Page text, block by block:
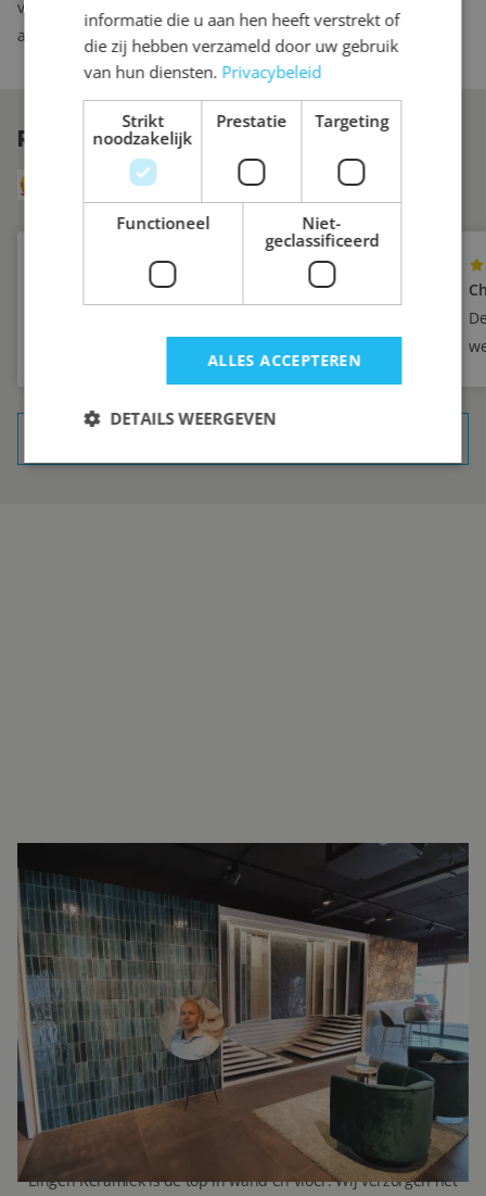
veranderen aan het kastinterieur, dan kunt u bij ons
aanvullende lades of planken bestellen.
REVIEWSVAN ONZE KLANTEN
INTERESSE? NEEM VOOR MEER INFORMATIE
CONTACT OP.
Ron Vellekoop
Directeur
071 579 43 55
(Leiden)
010 202 15 15
(Capelle aan den IJssel)
r.vellekoop@lingenkeramiek.nl
Lingen Keramiek is de top in wand en vloer. Wij verzorgen het
informatie die u aan hen heeft verstrekt of
die zij hebben verzameld door uw gebruik
van hun diensten. Privacybeleid
Strikt
noodzakelijk
Prestatie Targeting
Functioneel
Niet-
geclassificeerd
ALLES ACCEPTEREN
DETAILS WEERGEVEN